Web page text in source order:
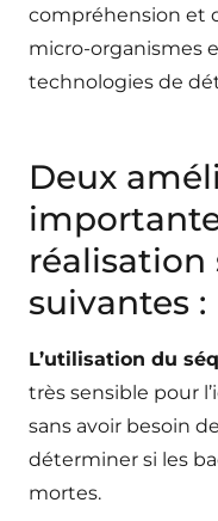
compréhension et
micro-organismes
technologies de
Deux
réalisation
suivantes :
L’utilisation du
très sensible pour
sans avoir besoin
déterminer si les
mortes.